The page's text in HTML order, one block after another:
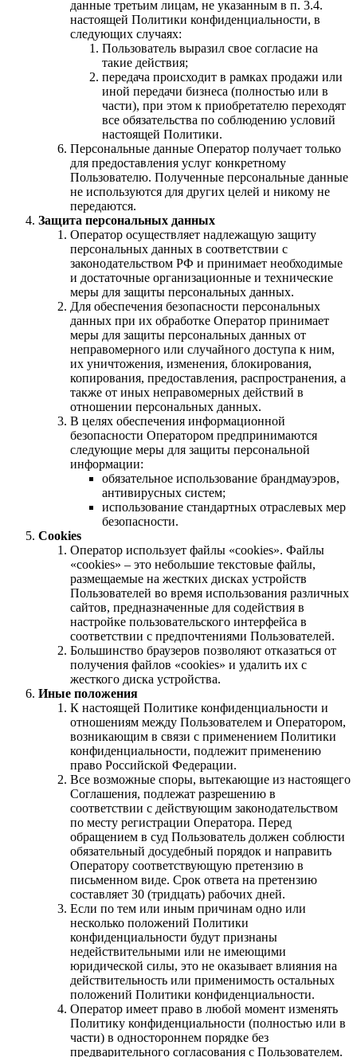
данные третьим лицам, не указанным в п. 3.4.
настоящей Политики конфиденциальности, в
следующих случаях:
Пользователь выразил свое согласие на
такие действия;
передача происходит в рамках продажи или
иной передачи бизнеса (полностью или в
части), при этом к приобретателю переходят
все обязательства по соблюдению условий
настоящей Политики.
Персональные данные Оператор получает только
для предоставления услуг конкретному
Пользователю. Полученные персональные данные
не используются для других целей и никому не
передаются.
Защита персональных данных
Оператор осуществляет надлежащую защиту
персональных данных в соответствии с
законодательством РФ и принимает необходимые
и достаточные организационные и технические
меры для защиты персональных данных.
Для обеспечения безопасности персональных
данных при их обработке Оператор принимает
меры для защиты персональных данных от
неправомерного или случайного доступа к ним,
их уничтожения, изменения, блокирования,
копирования, предоставления, распространения, а
также от иных неправомерных действий в
отношении персональных данных.
В целях обеспечения информационной
безопасности Оператором предпринимаются
следующие меры для защиты персональной
информации:
обязательное использование брандмауэров,
антивирусных систем;
использование стандартных отраслевых мер
безопасности.
Cookies
Оператор использует файлы «cookies». Файлы
«cookies» – это небольшие текстовые файлы,
размещаемые на жестких дисках устройств
Пользователей во время использования различных
сайтов, предназначенные для содействия в
настройке пользовательского интерфейса в
соответствии с предпочтениями Пользователей.
Большинство браузеров позволяют отказаться от
получения файлов «cookies» и удалить их с
жесткого диска устройства.
Иные положения
К настоящей Политике конфиденциальности и
отношениям между Пользователем и Оператором,
возникающим в связи с применением Политики
конфиденциальности, подлежит применению
право Российской Федерации.
Все возможные споры, вытекающие из настоящего
Соглашения, подлежат разрешению в
соответствии с действующим законодательством
по месту регистрации Оператора. Перед
обращением в суд Пользователь должен соблюсти
обязательный досудебный порядок и направить
Оператору соответствующую претензию в
письменном виде. Срок ответа на претензию
составляет 30 (тридцать) рабочих дней.
Если по тем или иным причинам одно или
несколько положений Политики
конфиденциальности будут признаны
недействительными или не имеющими
юридической силы, это не оказывает влияния на
действительность или применимость остальных
положений Политики конфиденциальности.
Оператор имеет право в любой момент изменять
Политику конфиденциальности (полностью или в
части) в одностороннем порядке без
предварительного согласования с Пользователем.